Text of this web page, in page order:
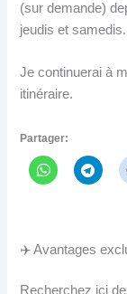
(sur demande)
jeudis et samedis.
Je continuerai à
itinéraire.
Partager:
✈️ Avantages
Recherchez ici